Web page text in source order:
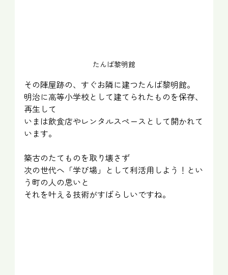
たんば黎明館
その陣屋跡の、すぐお隣に建つたんば黎明館。
明治に高等小学校として建てられたものを保存、
再生して
いまは飲食店やレンタルスペースとして開かれて
います。
築古のたてものを取り壊さず
次の世代へ「学び場」として利活用しよう！とい
う町の人の思いと
それを叶える技術がすばらしいですね。